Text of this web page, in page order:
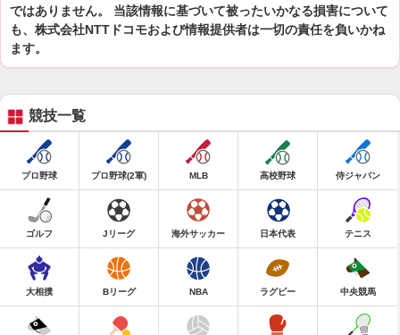
ではありません。 当該情報に基づいて被ったいかなる損害について
も、株式会社NTTドコモおよび情報提供者は一切の責任を負いかね
ます。
競技一覧
プロ野球 プロ野球(2軍) MLB 高校野球 侍ジャパン
ゴルフ Jリーグ 海外サッカー 日本代表 テニス
大相撲 Bリーグ NBA ラグビー 中央競馬